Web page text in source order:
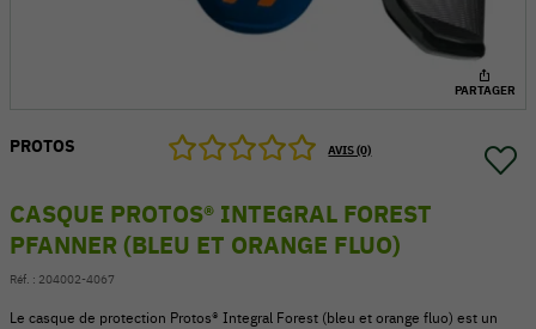
PARTAGER
PROTOS AVIS (0)
CASQUE PROTOS® INTEGRAL FOREST
PFANNER (BLEU ET ORANGE FLUO)
Réf. : 204002-4067
Le casque de protection Protos® Integral Forest (bleu et orange fluo) est un